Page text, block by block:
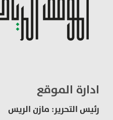
ادارة الموقع
رئيس التحرير: مازن الريس